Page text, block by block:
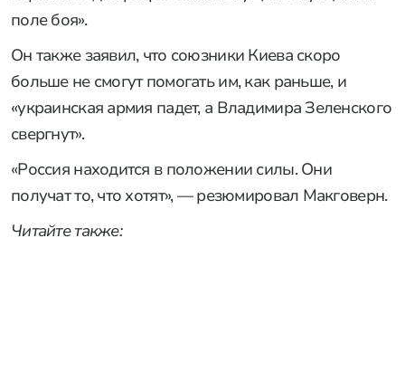
поле боя».
Он также заявил, что союзники Киева скоро
больше не смогут помогать им, как раньше, и
«украинская армия падет, а Владимира Зеленского
свергнут».
«Россия находится в положении силы. Они
получат то, что хотят», — резюмировал Макговерн.
Читайте также: